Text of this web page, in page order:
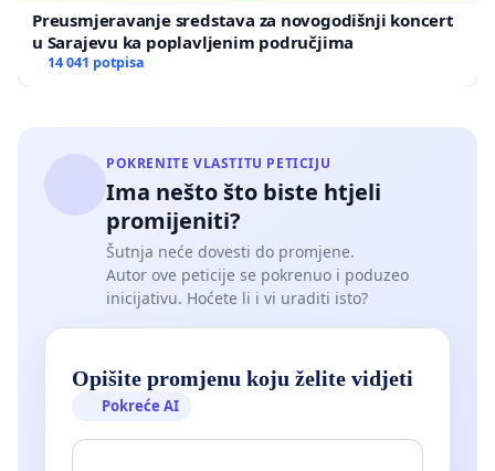
Preusmjeravanje sredstava za novogodišnji koncert
u Sarajevu ka poplavljenim područjima
14 041 potpisa
POKRENITE VLASTITU PETICIJU
Ima nešto što biste htjeli
promijeniti?
Šutnja neće dovesti do promjene.
Autor ove peticije se pokrenuo i poduzeo
inicijativu. Hoćete li i vi uraditi isto?
Opišite promjenu koju želite vidjeti
Pokreće AI